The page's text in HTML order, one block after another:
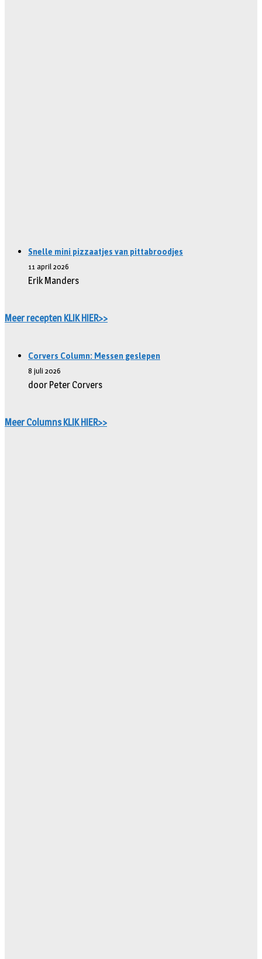
Snelle mini pizzaatjes van pittabroodjes
11 april 2026
Erik Manders
Meer recepten KLIK HIER>>
Corvers Column: Messen geslepen
8 juli 2026
door Peter Corvers
Meer Columns KLIK HIER>>